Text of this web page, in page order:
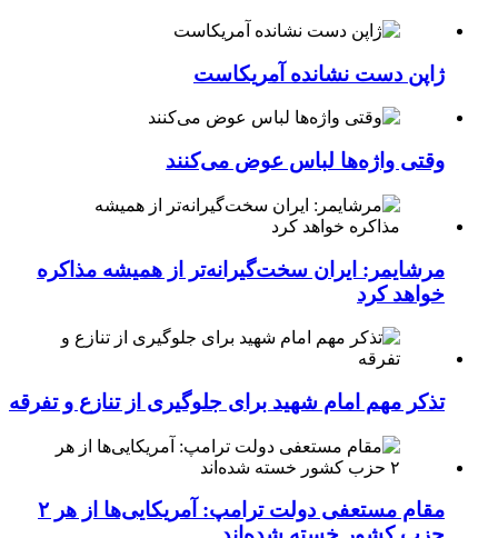
ژاپن دست نشانده آمریکاست
وقتی واژه‌ها لباس عوض می‌کنند
مرشایمر: ایران سخت‌گیرانه‌تر از همیشه مذاکره
خواهد کرد
تذکر مهم امام شهید برای جلوگیری از تنازع و تفرقه
مقام مستعفی دولت ترامپ: آمریکایی‌ها از هر ۲